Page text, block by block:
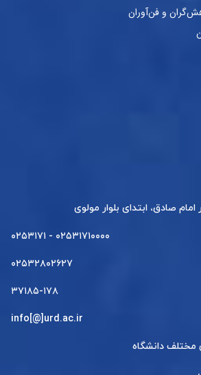
و فن‌آوران
امام صادق، ابتدای بلوار مولوی
۰۲۵۳۱۷۱۰۰۰۰ - ۰۲۵۳۱۷۱
۰۲۵۳۲۸۰۲۶۲۷
۳۷۱۸۵-۱۷۸
info[@]urd.ac.ir
دانشگاه